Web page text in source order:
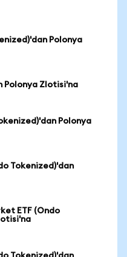
Polonya
Polonya Zlotisi'na
Polonya
Tokenized)'dan
ETF (Ondo